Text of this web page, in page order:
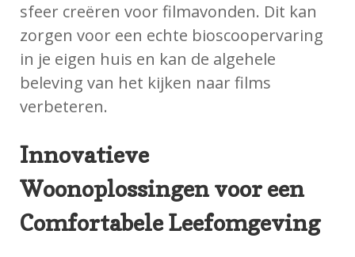
sfeer creëren voor filmavonden. Dit kan
zorgen voor een echte bioscoopervaring
in je eigen huis en kan de algehele
beleving van het kijken naar films
verbeteren.
Innovatieve
Woonoplossingen voor een
Comfortabele Leefomgeving